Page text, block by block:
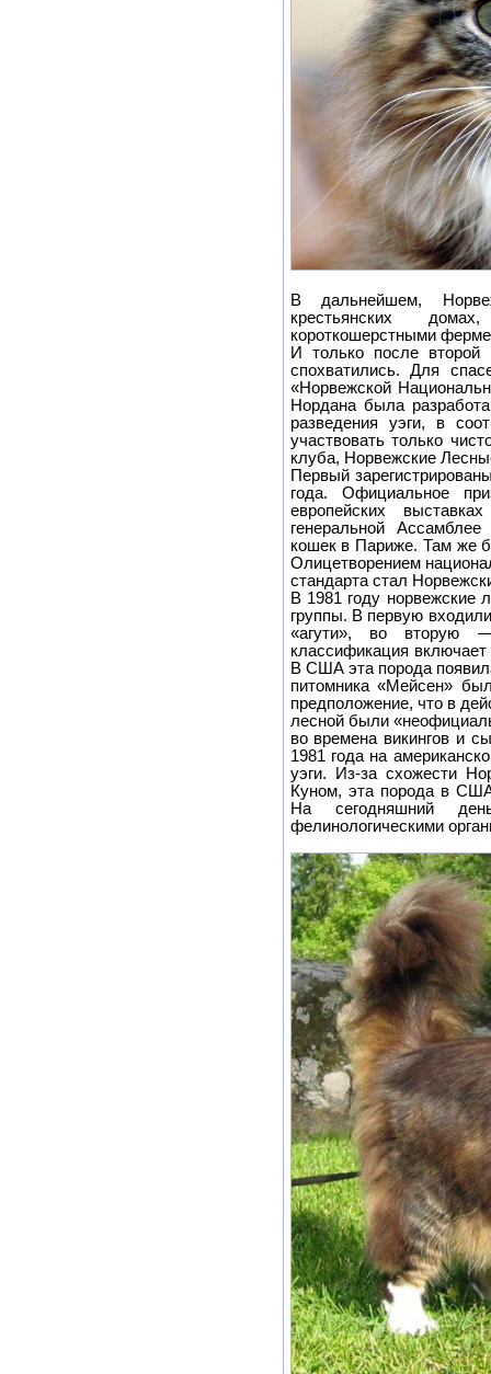
В дальнейшем,
крестьянских
короткошерстными
И только после второй
спохватились. Для
«Норвежской
Нордана была
разведения уэги, в
участвовать только
клуба, Норвежские
Первый
года. Официальное
европейских
генеральной
кошек в Париже. Там же
Олицетворением
стандарта стал
В 1981 году
группы. В первую
«агути», во вторую
классификация
В США эта порода
питомника «Мейсен»
предположение, что в
лесной были
во времена викингов и
1981 года на
уэги. Из-за схожести
Куном, эта порода в
На сегодняшний
фелинологическими